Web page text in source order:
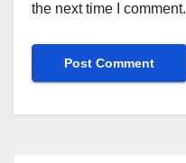
the next time I comment.